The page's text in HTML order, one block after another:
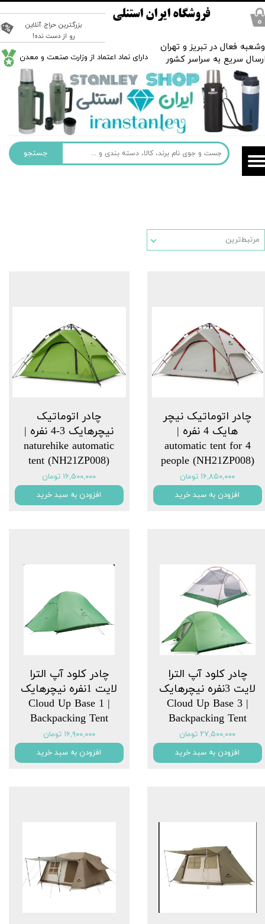
جستجو
بزرگترین حراج آنلاین
رو از دست نده!
۰
​دارای نماد اعتماد از وزارت صنعت و معدن
فروشگاه ایران استنلی
فعال در تبریز و تهران
سریع به سراسر کشور
مرتبط‌ترین
چادر اتوماتیک نیچر
هایک 4 نفره |
automatic tent for 4
people (NH21ZP008)
۱۶,۸۵۰,۰۰۰ تومان
افزودن به سبد خرید
چادر اتوماتیک
نیچرهایک 3-4 نفره |
naturehike automatic
tent (NH21ZP008)
۱۶,۵۰۰,۰۰۰ تومان
افزودن به سبد خرید
چادر کلود آپ الترا
لایت 3نفره نیچرهایک
| Cloud Up Base 3
Backpacking Tent
۲۷,۵۰۰,۰۰۰ تومان
افزودن به سبد خرید
چادر کلود آپ الترا
لایت 1نفره نیچرهایک
| Cloud Up Base 1
Backpacking Tent
۱۶,۹۰۰,۰۰۰ تومان
افزودن به سبد خرید